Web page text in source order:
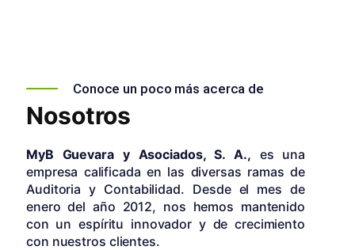
Conoce un poco más acerca de
Nosotros
MyB Guevara y Asociados, S. A., es una
empresa calificada en las diversas ramas de
Auditoria y Contabilidad. Desde el mes de
enero del año 2012, nos hemos mantenido
con un espíritu innovador y de crecimiento
con nuestros clientes.